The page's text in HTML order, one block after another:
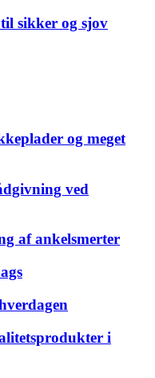
sikker og sjov
og meget
ved
af ankelsmerter
i